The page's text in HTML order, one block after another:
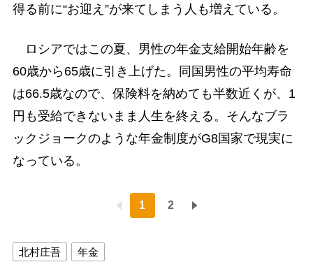
得る前に“お迎え”が来てしまう人も増えている。
ロシアではこの夏、男性の年金支給開始年齢を
60歳から65歳に引き上げた。同国男性の平均寿命
は66.5歳なので、保険料を納めても半数近くが、1
円も受給できないまま人生を終える。そんなブラ
ックジョークのような年金制度がG8国家で現実に
なっている。
1 2
北村庄吾 年金